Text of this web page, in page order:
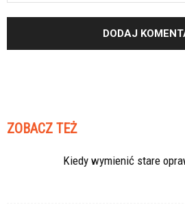
ZOBACZ TEŻ
Kiedy wymienić stare